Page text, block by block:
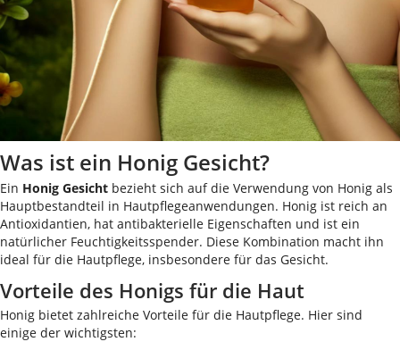
Was ist ein Honig Gesicht?
Ein Honig Gesicht bezieht sich auf die Verwendung von Honig als
Hauptbestandteil in Hautpflegeanwendungen. Honig ist reich an
Antioxidantien, hat antibakterielle Eigenschaften und ist ein
natürlicher Feuchtigkeitsspender. Diese Kombination macht ihn
ideal für die Hautpflege, insbesondere für das Gesicht.
Vorteile des Honigs für die Haut
Honig bietet zahlreiche Vorteile für die Hautpflege. Hier sind
einige der wichtigsten: